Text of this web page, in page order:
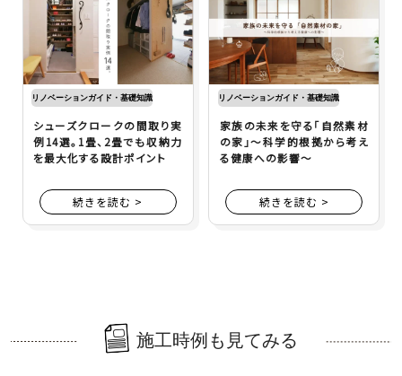
リノベーションガイド・基礎知識
シューズクロークの間取り実
例14選。1畳、2畳でも収納力
を最大化する設計ポイント
続きを読む >
リノベーションガイド・基礎知識
家族の未来を守る「自然素材
の家」～科学的根拠から考え
る健康への影響～
続きを読む >
施工時例も見てみる